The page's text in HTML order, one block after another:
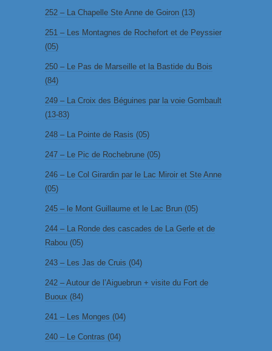
252 – La Chapelle Ste Anne de Goiron (13)
251 – Les Montagnes de Rochefort et de Peyssier
(05)
250 – Le Pas de Marseille et la Bastide du Bois
(84)
249 – La Croix des Béguines par la voie Gombault
(13-83)
248 – La Pointe de Rasis (05)
247 – Le Pic de Rochebrune (05)
246 – Le Col Girardin par le Lac Miroir et Ste Anne
(05)
245 – le Mont Guillaume et le Lac Brun (05)
244 – La Ronde des cascades de La Gerle et de
Rabou (05)
243 – Les Jas de Cruis (04)
242 – Autour de l’Aiguebrun + visite du Fort de
Buoux (84)
241 – Les Monges (04)
240 – Le Contras (04)